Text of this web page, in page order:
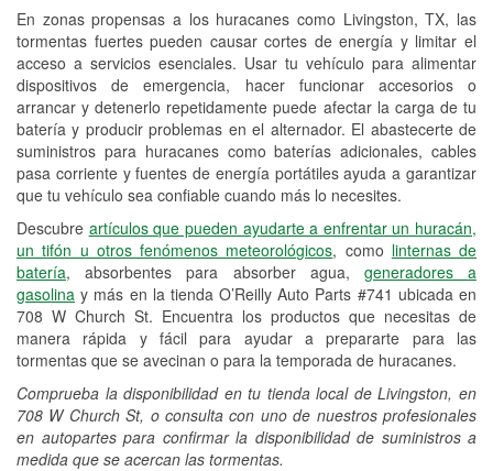
En zonas propensas a los huracanes como Livingston, TX, las
tormentas fuertes pueden causar cortes de energía y limitar el
acceso a servicios esenciales. Usar tu vehículo para alimentar
dispositivos de emergencia, hacer funcionar accesorios o
arrancar y detenerlo repetidamente puede afectar la carga de tu
batería y producir problemas en el alternador. El abastecerte de
suministros para huracanes como baterías adicionales, cables
pasa corriente y fuentes de energía portátiles ayuda a garantizar
que tu vehículo sea confiable cuando más lo necesites.
Descubre artículos que pueden ayudarte a enfrentar un huracán,
un tifón u otros fenómenos meteorológicos, como linternas de
batería, absorbentes para absorber agua, generadores a
gasolina y más en la tienda O’Reilly Auto Parts #741 ubicada en
708 W Church St. Encuentra los productos que necesitas de
manera rápida y fácil para ayudar a prepararte para las
tormentas que se avecinan o para la temporada de huracanes.
Comprueba la disponibilidad en tu tienda local de Livingston, en
708 W Church St, o consulta con uno de nuestros profesionales
en autopartes para confirmar la disponibilidad de suministros a
medida que se acercan las tormentas.
freno
Mangueras hidráulicas a la medida
Hurricane Supplies
Tornado Supplies
Conoce más